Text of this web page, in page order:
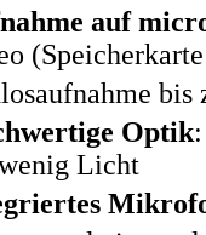
auf
Optik
Licht